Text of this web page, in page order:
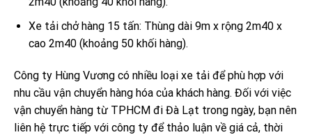
Xe tải chở hàng 15 tấn: Thùng dài 9m x rộng 2m40 x
cao 2m40 (khoảng 50 khối hàng).
Công ty Hùng Vương có nhiều loại xe tải để phù hợp với
nhu cầu vận chuyển hàng hóa của khách hàng. Đối với việc
vận chuyển hàng từ TPHCM đi Đà Lạt trong ngày, bạn nên
liên hệ trực tiếp với công ty để thảo luận về giá cả, thời